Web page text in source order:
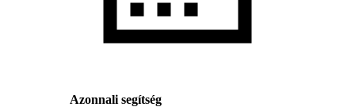
Azonnali segítség